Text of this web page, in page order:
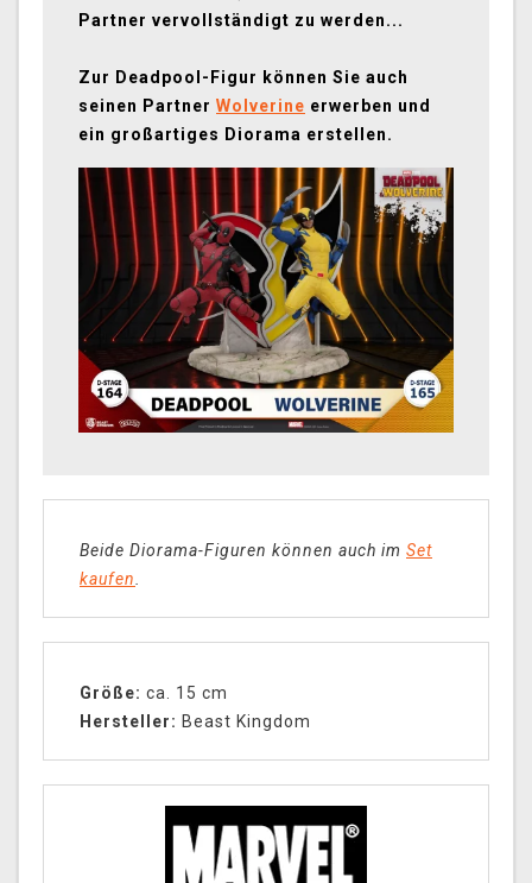
Partner vervollständigt zu werden...
Zur Deadpool-Figur können Sie auch
seinen Partner Wolverine erwerben und
ein großartiges Diorama erstellen.
Beide Diorama-Figuren können auch im Set
kaufen.
Größe: ca. 15 cm
Hersteller: Beast Kingdom